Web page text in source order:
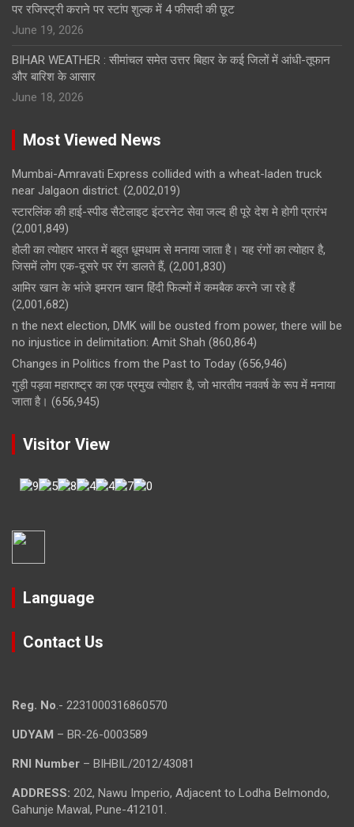
पर रजिस्ट्री कराने पर स्टांप शुल्क में 4 फीसदी की छूट
June 19, 2026
BIHAR WEATHER : सीमांचल समेत उत्तर बिहार के कई जिलों में आंधी-तूफान
और बारिश के आसार
June 18, 2026
Most Viewed News
Mumbai-Amravati Express collided with a wheat-laden truck
near Jalgaon district. (2,002,019)
स्टारलिंक की हाई-स्पीड सैटेलाइट इंटरनेट सेवा जल्द ही पूरे देश मे होगी प्रारंभ
(2,001,849)
होली का त्योहार भारत में बहुत धूमधाम से मनाया जाता है। यह रंगों का त्योहार है,
जिसमें लोग एक-दूसरे पर रंग डालते हैं, (2,001,830)
आमिर खान के भांजे इमरान खान हिंदी फिल्मों में कमबैक करने जा रहे हैं
(2,001,682)
n the next election, DMK will be ousted from power, there will be
no injustice in delimitation: Amit Shah (860,864)
Changes in Politics from the Past to Today (656,946)
गुड़ी पड़वा महाराष्ट्र का एक प्रमुख त्योहार है, जो भारतीय नववर्ष के रूप में मनाया
जाता है। (656,945)
Visitor View
Language
Contact Us
Reg. No.- 2231000316860570
UDYAM – BR-26-0003589
RNI Number – BIHBIL/2012/43081
ADDRESS: 202, Nawu Imperio, Adjacent to Lodha Belmondo,
Gahunje Mawal, Pune-412101.